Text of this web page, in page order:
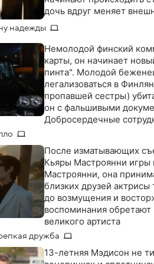
дочь вдруг меняет
надежды
Немолодой финский
карты, он начинает
пинта". Молодой
легализоваться в
пропавшей сестры)
он с фальшивыми
Добросердечные
После изматывающих
Кьяры Мастроянни игры
Мастроянни, она
близких друзей
до возмущения и
воспоминания
великого артиста
дружба
13-летняя Мэдисон не